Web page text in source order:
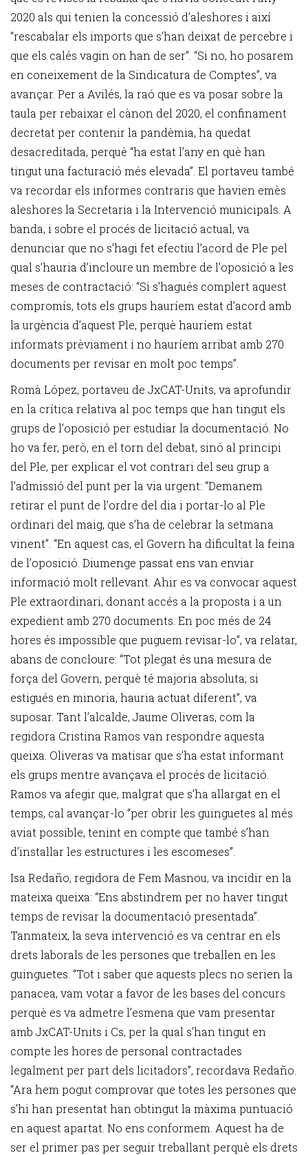
2020 als qui tenien la concessió d’aleshores i així
“rescabalar els imports que s’han deixat de percebre i
que els calés vagin on han de ser”. “Si no, ho posarem
en coneixement de la Sindicatura de Comptes”, va
avançar. Per a Avilés, la raó que es va posar sobre la
taula per rebaixar el cànon del 2020, el confinament
decretat per contenir la pandèmia, ha quedat
desacreditada, perquè “ha estat l’any en què han
tingut una facturació més elevada”. El portaveu també
va recordar els informes contraris que havien emès
aleshores la Secretaria i la Intervenció municipals. A
banda, i sobre el procés de licitació actual, va
denunciar que no s’hagi fet efectiu l’acord de Ple pel
qual s’hauria d’incloure un membre de l’oposició a les
meses de contractació: “Si s’hagués complert aquest
compromís, tots els grups hauríem estat d’acord amb
la urgència d’aquest Ple, perquè hauríem estat
informats prèviament i no hauríem arribat amb 270
documents per revisar en molt poc temps”.
Romà López, portaveu de JxCAT-Units, va aprofundir
en la crítica relativa al poc temps que han tingut els
grups de l’oposició per estudiar la documentació. No
ho va fer, però, en el torn del debat, sinó al principi
del Ple, per explicar el vot contrari del seu grup a
l’admissió del punt per la via urgent: “Demanem
retirar el punt de l’ordre del dia i portar-lo al Ple
ordinari del maig, que s’ha de celebrar la setmana
vinent”. “En aquest cas, el Govern ha dificultat la feina
de l’oposició. Diumenge passat ens van enviar
informació molt rellevant. Ahir es va convocar aquest
Ple extraordinari, donant accés a la proposta i a un
expedient amb 270 documents. En poc més de 24
hores és impossible que puguem revisar-lo”, va relatar,
abans de concloure: “Tot plegat és una mesura de
força del Govern, perquè té majoria absoluta; si
estigués en minoria, hauria actuat diferent”, va
suposar. Tant l’alcalde, Jaume Oliveras, com la
regidora Cristina Ramos van respondre aquesta
queixa. Oliveras va matisar que s’ha estat informant
els grups mentre avançava el procés de licitació.
Ramos va afegir que, malgrat que s’ha allargat en el
temps, cal avançar-lo “per obrir les guinguetes al més
aviat possible, tenint en compte que també s’han
d’instal·lar les estructures i les escomeses”.
Isa Redaño, regidora de Fem Masnou, va incidir en la
mateixa queixa: “Ens abstindrem per no haver tingut
temps de revisar la documentació presentada”.
Tanmateix, la seva intervenció es va centrar en els
drets laborals de les persones que treballen en les
guinguetes. “Tot i saber que aquests plecs no serien la
panacea, vam votar a favor de les bases del concurs
perquè es va admetre l’esmena que vam presentar
amb JxCAT-Units i Cs, per la qual s’han tingut en
compte les hores de personal contractades
legalment per part dels licitadors”, recordava Redaño.
“Ara hem pogut comprovar que totes les persones que
s’hi han presentat han obtingut la màxima puntuació
en aquest apartat. No ens conformem. Aquest ha de
ser el primer pas per seguir treballant perquè els drets